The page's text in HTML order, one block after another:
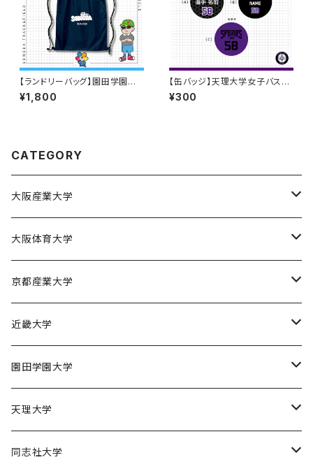
【ランドリーバッグ】園田学園大
学 陸上部
¥1,800
【缶バッジ】天理大学女子バスケ
部/全選手対応
¥300
CATEGORY
大阪産業大学
大阪産業大学バスケットボール部
大阪体育大学
大阪体育大学女子バスケットボール部
京都産業大学
京都産業大学男子バスケットボール部
近畿大学
近畿大学体育会バスケットボール部
園田学園大学
園田学園大学ソフトボール部
園田学園大学陸上競技部
天理大学
天理大学男子バスケットボール部
同志社大学